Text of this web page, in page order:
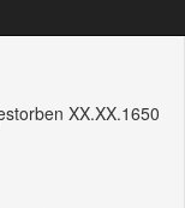
XX.XX.1650